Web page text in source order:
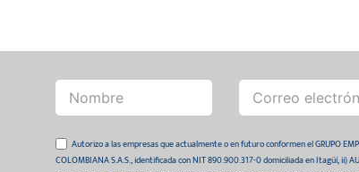
Autorizo a las empresas que actualmente o en futuro conformen el GRUPO
COLOMBIANA S.A.S., identificada con NIT 890.900.317-0 domiciliada en Itagüí, ii)